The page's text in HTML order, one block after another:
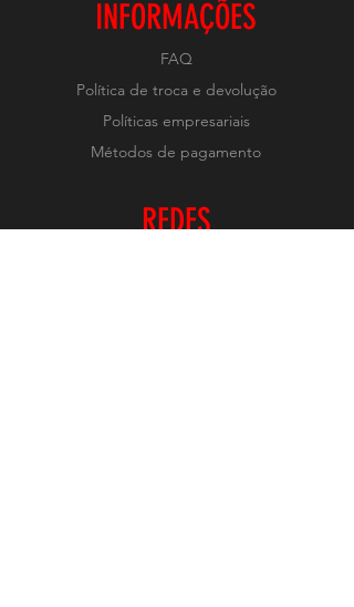
INFORMAÇÕES
FAQ
Política de troca e devolução
Políticas empresariais
Métodos de pagamento
REDES